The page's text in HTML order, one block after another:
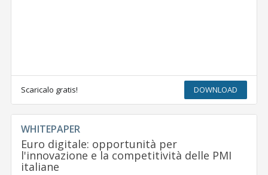
Scaricalo gratis! DOWNLOAD
WHITEPAPER
Euro digitale: opportunità per
l'innovazione e la competitività delle PMI
italiane